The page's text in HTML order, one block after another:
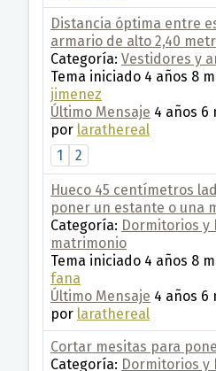
Distancia óptima entre
armario de alto 2,40
Categoría: Vestidores y
Tema iniciado 4 años 8
jimenez
Último Mensaje 4 años 6
por larathereal
1
2
Hueco 45 centímetros
poner un estante o una
Categoría: Dormitorios y
matrimonio
Tema iniciado 4 años 8
fana
Último Mensaje 4 años 6
por larathereal
Cortar mesitas para
Categoría: Dormitorios y